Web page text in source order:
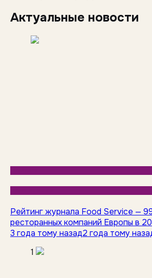
Актуальные новости
Рейтинг журнала Food Service —
ресторанных компаний Европы в
3 года тому назад2 года тому
1